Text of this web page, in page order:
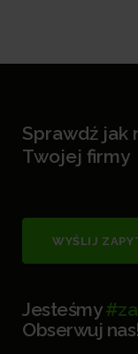
Sprawdź jak
Twojej firmy
WYŚLIJ
Jesteśmy
Obserwuj nas!